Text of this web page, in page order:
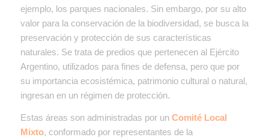
ejemplo, los parques nacionales. Sin embargo, por su alto
valor para la conservación de la biodiversidad, se busca la
preservación y protección de sus características
naturales. Se trata de predios que pertenecen al Ejército
Argentino, utilizados para fines de defensa, pero que por
su importancia ecosistémica, patrimonio cultural o natural,
ingresan en un régimen de protección.
Estas áreas son administradas por un Comité Local
Mixto, conformado por representantes de la